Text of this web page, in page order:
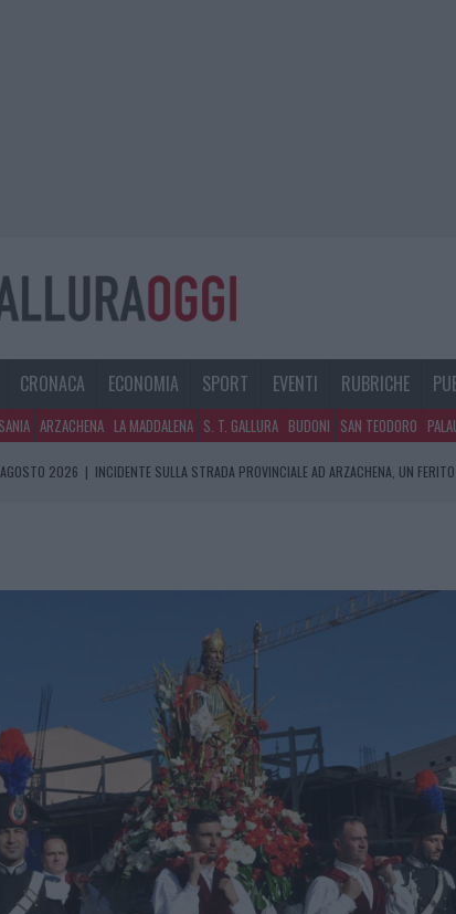
CRONACA ECONOMIA SPORT EVENTI RUBRICHE
ARZACHENA LA MADDALENA S. T. GALLURA BUDONI SAN TEODORO
2026 | INCIDENTE SULLA STRADA PROVINCIALE AD ARZACHENA, UN FERITO
INCIDENTE SULLA PROVINCIALE 125, PAURA TRA OLBIA E ARZACHENA